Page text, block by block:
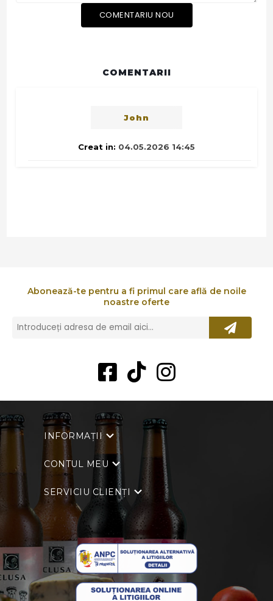
COMENTARIU NOU
COMENTARII
John
Creat in: 04.05.2026 14:45
Abonează-te pentru a fi primul care află de noile
noastre oferte
INFORMAȚII
CONTUL MEU
SERVICIU CLIENȚI